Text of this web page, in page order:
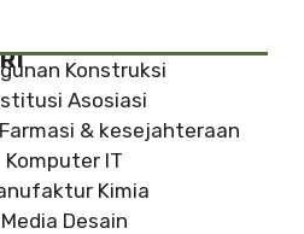
Konstruksi
Asosiasi
& kesejahteraan
Komputer IT
Kimia
Media Desain